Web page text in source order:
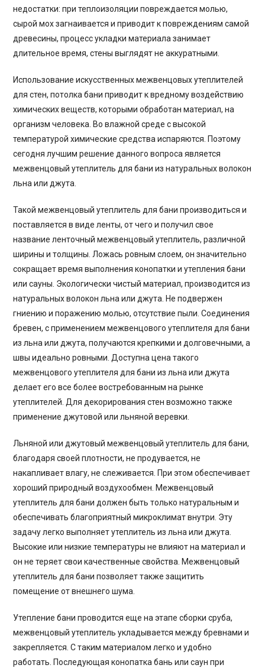
недостатки: при теплоизоляции повреждается молью,
сырой мох загнаивается и приводит к повреждениям самой
древесины, процесс укладки материала занимает
длительное время, стены выглядят не аккуратными.
Использование искусственных межвенцовых утеплителей
для стен, потолка бани приводит к вредному воздействию
химических веществ, которыми обработан материал, на
организм человека. Во влажной среде с высокой
температурой химические средства испаряются. Поэтому
сегодня лучшим решение данного вопроса является
межвенцовый утеплитель для бани из натуральных волокон
льна или джута.
Такой межвенцовый утеплитель для бани производиться и
поставляется в виде ленты, от чего и получил свое
название ленточный межвенцовый утеплитель, различной
ширины и толщины. Ложась ровным слоем, он значительно
сокращает время выполнения конопатки и утепления бани
или сауны. Экологически чистый материал, производится из
натуральных волокон льна или джута. Не подвержен
гниению и поражению молью, отсутствие пыли. Соединения
бревен, с применением межвенцового утеплителя для бани
из льна или джута, получаются крепкими и долговечными, а
швы идеально ровными. Доступна цена такого
межвенцового утеплителя для бани из льна или джута
делает его все более востребованным на рынке
утеплителей. Для декорирования стен возможно также
применение джутовой или льняной веревки.
Льняной или джутовый межвенцовый утеплитель для бани,
благодаря своей плотности, не продувается, не
накапливает влагу, не слеживается. При этом обеспечивает
хороший природный воздухообмен. Межвенцовый
утеплитель для бани должен быть только натуральным и
обеспечивать благоприятный микроклимат внутри. Эту
задачу легко выполняет утеплитель из льна или джута.
Высокие или низкие температуры не влияют на материал и
он не теряет свои качественные свойства. Межвенцовый
утеплитель для бани позволяет также защитить
помещение от внешнего шума.
Утепление бани проводится еще на этапе сборки сруба,
межвенцовый утеплитель укладывается между бревнами и
закрепляется. С таким материалом легко и удобно
работать. Последующая конопатка бань или саун при